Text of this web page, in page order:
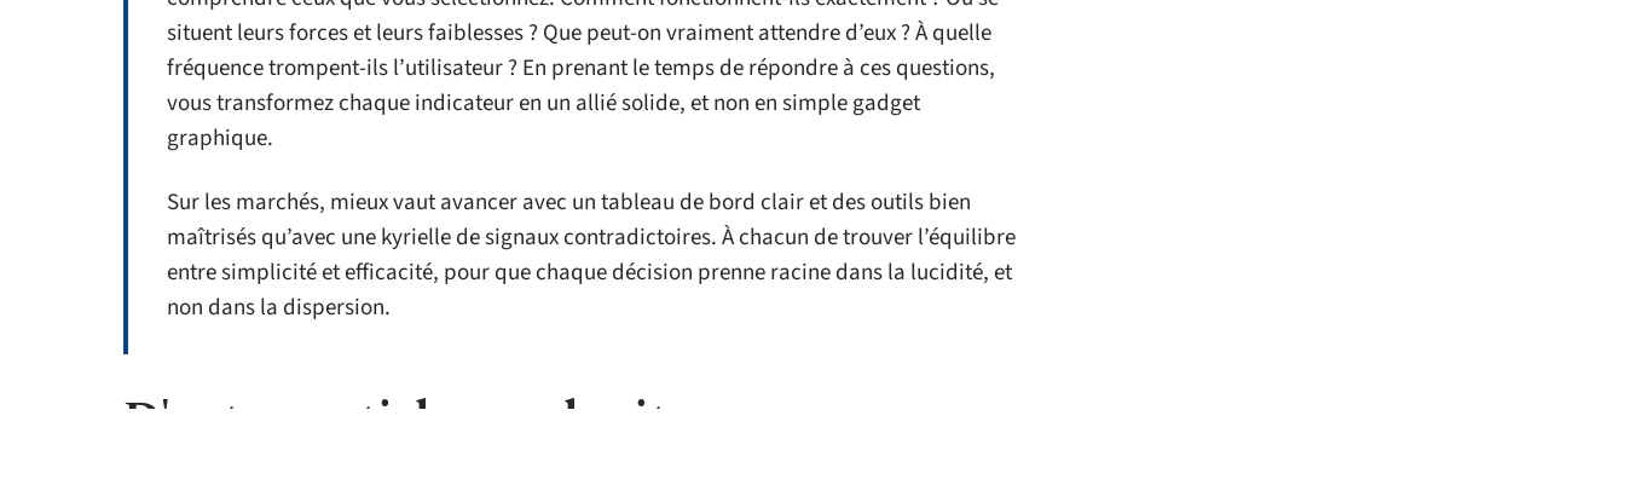
situent leurs forces et leurs faiblesses ? Que peut-on vraiment attendre d’eux ? À quelle
fréquence trompent-ils l’utilisateur ? En prenant le temps de répondre à ces questions,
vous transformez chaque indicateur en un allié solide, et non en simple gadget
graphique.
Sur les marchés, mieux vaut avancer avec un tableau de bord clair et des outils bien
maîtrisés qu’avec une kyrielle de signaux contradictoires. À chacun de trouver l’équilibre
entre simplicité et efficacité, pour que chaque décision prenne racine dans la lucidité, et
non dans la dispersion.
D'autres articles sur le site